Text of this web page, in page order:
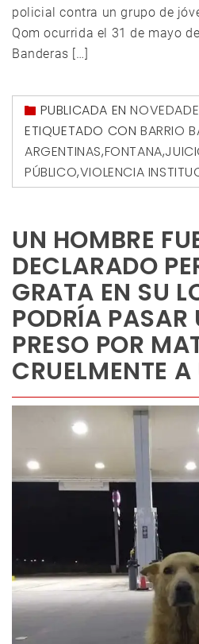
policial contra un grupo de
Qom ocurrida el 31 de mayo
Banderas […]
PUBLICADA EN
ETIQUETADO CON BARRIO
ARGENTINAS,FONTANA,
PÚBLICO,VIOLENCIA
UN HOMBRE
DECLARADO
GRATA EN SU
PODRÍA PASAR
PRESO POR
CRUELMENTE A